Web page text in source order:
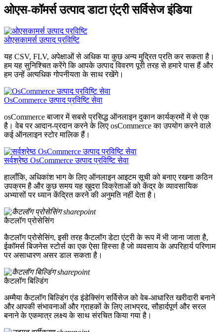
ओएस-कॉमर्स उत्पाद डाटा एंट्री सर्विसेज इंडिया
ओएसकामर्स उत्पाद प्रविष्टि
यह CSV, FLV, अपेक्षाओं से अधिक या कुछ अन्य मुद्रित प्रति कर सकता है।
हम यह सुनिश्चित करेंगे कि आपके उत्पाद विवरण पूरी तरह से हमारे पास हैं और
हम उन्हें अत्यधिक गोपनीयता के साथ रखेंगे।
OsCommerce उत्पाद प्रविष्टि सेवा
osCommerce बाजार में सबसे प्रसिद्ध ऑनलाइन दुकान कार्यक्रमों में से एक
है। वेब पर आदान-प्रदान करने के लिए osCommerce का उपयोग करने वाले
कई ऑनलाइन स्टोर मालिक हैं।
सर्वश्रेष्ठ OsCommerce उत्पाद प्रविष्टि सेवा
हालाँकि, अधिकांश भाग के लिए ऑनलाइन आइटम सूची को बनाए रखना कठिन
उपक्रम है और कुछ समय यह खुदरा विक्रेताओं को केंद्र के व्यावसायिक
अभ्यासों पर ध्यान केंद्रित करने की अनुमति नहीं देता है।
कैटलॉग प्रोसेसिंग
कैटलॉग प्रोसेसिंग, इसी तरह कैटलॉग डेटा एंट्री के रूप में भी जाना जाता है,
ईकॉमर्स बिजनेस स्टोर्स का एक ऐसा हिस्सा है जो व्यवसाय के अपरिहार्य परिणाम
पर असाधारण असर डाल सकता है।
कैटलॉग बिल्डिंग
अम्मैया कैटलॉग बिल्डिंग एंड इंडेक्सिंग सर्विसेज को वेब-आधारित खरीदारी बनाने
और आपकी संभावनाओं और ग्राहकों के लिए लाभप्रद, सौहार्दपूर्ण और सरल
बनाने के एकमात्र लक्ष्य के साथ संरचित किया गया है।